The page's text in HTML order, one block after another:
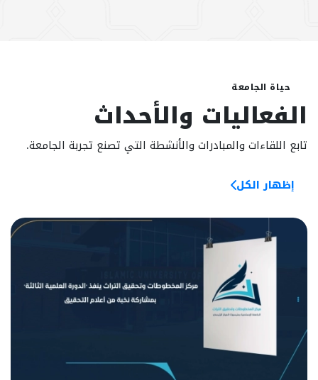
حياة الجامعة
الفعاليات والأحداث
تابع اللقاءات والمبادرات والأنشطة التي تصنع تجربة الجامعة.
إظهار الكل